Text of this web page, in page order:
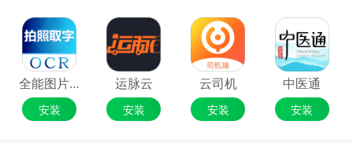
全能图片转文字
安装
运脉云
安装
云司机
安装
中医通
安装